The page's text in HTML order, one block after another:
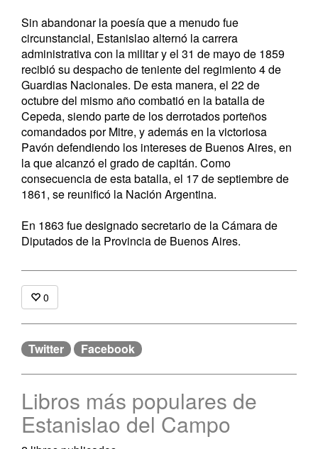
Sin abandonar la poesía que a menudo fue
circunstancial, Estanislao alternó la carrera
administrativa con la militar y el 31 de mayo de 1859
recibió su despacho de teniente del regimiento 4 de
Guardias Nacionales. De esta manera, el 22 de
octubre del mismo año combatió en la batalla de
Cepeda, siendo parte de los derrotados porteños
comandados por Mitre, y además en la victoriosa
Pavón defendiendo los intereses de Buenos Aires, en
la que alcanzó el grado de capitán. Como
consecuencia de esta batalla, el 17 de septiembre de
1861, se reunificó la Nación Argentina.
En 1863 fue designado secretario de la Cámara de
Diputados de la Provincia de Buenos Aires.
0
Twitter Facebook
Libros más populares de
Estanislao del Campo